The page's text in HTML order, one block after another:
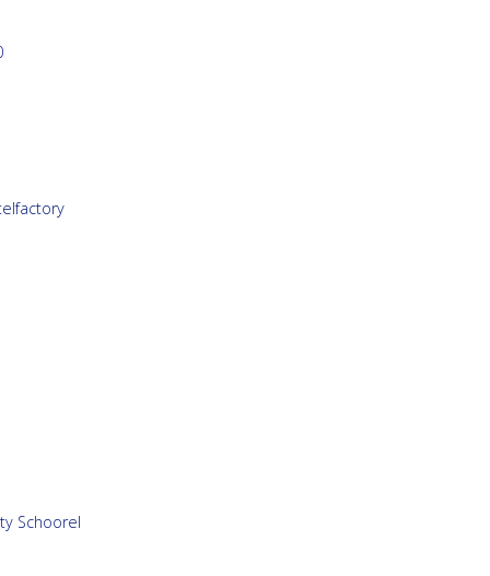
Schoorel